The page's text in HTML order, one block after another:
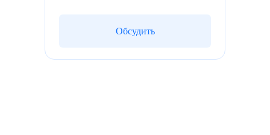
Обсудить